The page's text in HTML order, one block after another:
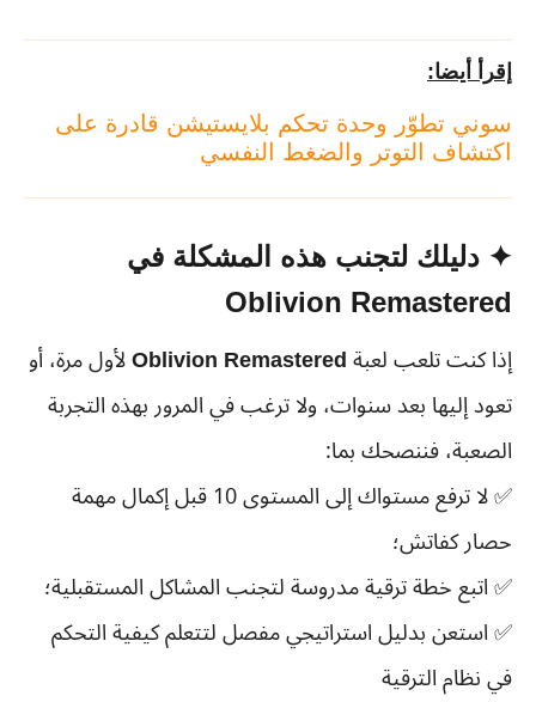
إقرأ أيضا:
سوني تطوّر وحدة تحكم بلايستيشن قادرة على
اكتشاف التوتر والضغط النفسي
✦ دليلك لتجنب هذه المشكلة في
Oblivion Remastered
إذا كنت تلعب لعبةOblivion Remasteredلأول مرة، أو
تعود إليها بعد سنوات، ولا ترغب في المرور بهذه التجربة
الصعبة، فننصحك بما:
✅ لا ترفع مستواك إلى المستوى 10 قبل إكمال مهمة
حصار كفاتش؛
✅ اتبع خطة ترقية مدروسة لتجنب المشاكل المستقبلية؛
✅ استعن بدليل استراتيجي مفصل لتتعلم كيفية التحكم
في نظام الترقية